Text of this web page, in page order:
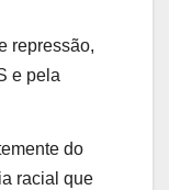
repressão,
e pela
do
racial que